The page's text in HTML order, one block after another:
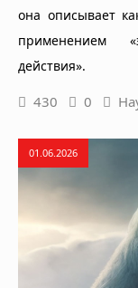
она описывает
применением
действия».
430 0
01.06.2026